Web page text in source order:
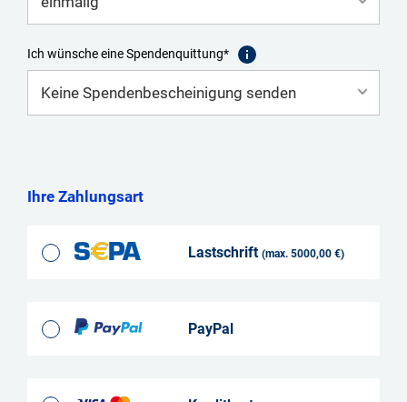
Ich wünsche eine Spendenquittung*
Ihre Zahlungsart
Lastschrift (max. 5000,00 €)
PayPal